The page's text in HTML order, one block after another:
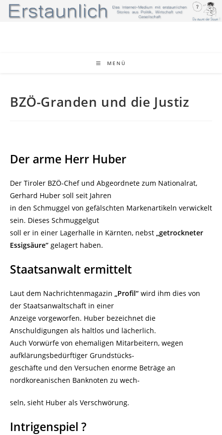
Zum
Inhalt
MENÜ
BZÖ-Granden und die Justiz
Der arme Herr Huber
Der Tiroler BZÖ-Chef und Abgeordnete zum Nationalrat,
Gerhard Huber soll seit Jahren
in den Schmuggel von gefälschten Markenartikeln verwickelt
sein. Dieses Schmuggelgut
soll er in einer Lagerhalle in Kärnten, nebst „getrockneter
Essigsäure“ gelagert haben.
Staatsanwalt ermittelt
Laut dem Nachrichtenmagazin „Profil“ wird ihm dies von
der Staatsanwaltschaft in einer
Anzeige vorgeworfen. Huber bezeichnet die
Anschuldigungen als haltlos und lächerlich.
Auch Vorwürfe von ehemaligen Mitarbeitern, wegen
aufklärungsbedürftiger Grundstücks-
geschäfte und den Versuchen enorme Beträge an
nordkoreanischen Banknoten zu wech-
seln, sieht Huber als Verschwörung.
Intrigenspiel ?